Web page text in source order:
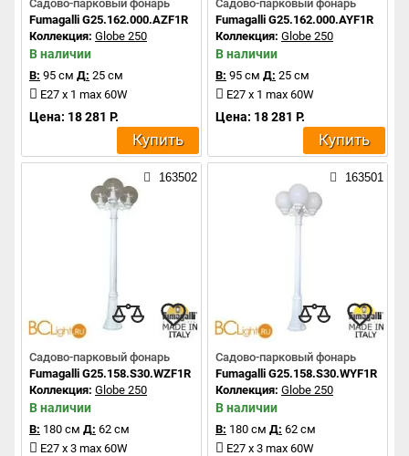
Садово-парковый фонарь
Fumagalli G25.162.000.AZF1R
Коллекция: Globe 250
В наличии
В: 95 см Д: 25 см
E27 x 1 max 60W
Цена: 18 281 Р.
Купить
Садово-парковый фонарь
Fumagalli G25.162.000.AYF1R
Коллекция: Globe 250
В наличии
В: 95 см Д: 25 см
E27 x 1 max 60W
Цена: 18 281 Р.
Купить
163502
Садово-парковый фонарь
Fumagalli G25.158.S30.WZF1R
Коллекция: Globe 250
В наличии
В: 180 см Д: 62 см
E27 x 3 max 60W
163501
Садово-парковый фонарь
Fumagalli G25.158.S30.WYF1R
Коллекция: Globe 250
В наличии
В: 180 см Д: 62 см
E27 x 3 max 60W